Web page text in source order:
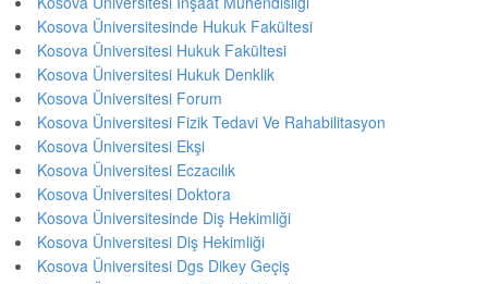
Kosova Üniversitesinde Hukuk Fakültesi
Kosova Üniversitesi Hukuk Fakültesi
Kosova Üniversitesi Hukuk Denklik
Kosova Üniversitesi Forum
Kosova Üniversitesi Fizik Tedavi Ve Rahabilitasyon
Kosova Üniversitesi Ekşi
Kosova Üniversitesi Eczacılık
Kosova Üniversitesi Doktora
Kosova Üniversitesinde Diş Hekimliği
Kosova Üniversitesi Diş Hekimliği
Kosova Üniversitesi Dgs Dikey Geçiş